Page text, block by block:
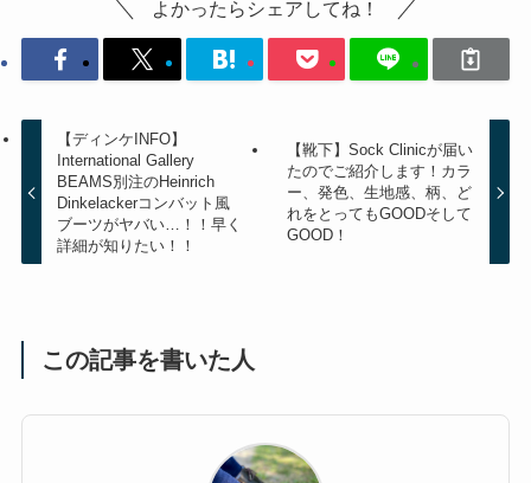
よかったらシェアしてね！
【ディンケINFO】
International Gallery
BEAMS別注のHeinrich
Dinkelackerコンバット風
ブーツがヤバい…！！早く
詳細が知りたい！！
【靴下】Sock Clinicが届い
たのでご紹介します！カラ
ー、発色、生地感、柄、ど
れをとってもGOODそして
GOOD！
この記事を書いた人